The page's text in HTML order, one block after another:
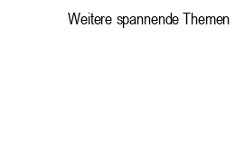
Weitere spannende Themen